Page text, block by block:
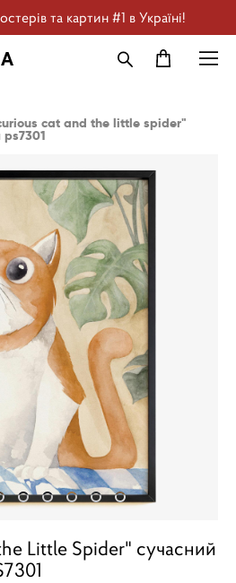
та картин #1 в Україні!
cat and the little spider"
ps7301
Little Spider" сучасний